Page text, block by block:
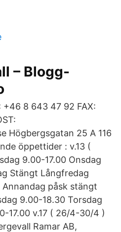
– Blogg-
+46 8 643 47 92 FAX:
Högbergsgatan 25 A 116
öppettider : v.13 (
9.00-17.00 Onsdag
Stängt Långfredag
påsk stängt
9.00-18.30 Torsdag
17.00 v.17 ( 26/4-30/4 )
Ramar AB,